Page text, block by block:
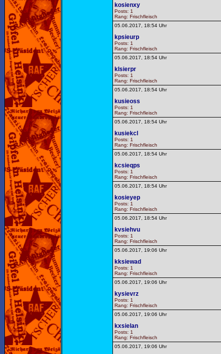
kosienxy
Posts: 1
Rang: Frischfleisch
05.06.2017, 18:54 Uhr
kpsieurp
Posts: 1
Rang: Frischfleisch
05.06.2017, 18:54 Uhr
klsierpr
Posts: 1
Rang: Frischfleisch
05.06.2017, 18:54 Uhr
kusieoss
Posts: 1
Rang: Frischfleisch
05.06.2017, 18:54 Uhr
kusiekcl
Posts: 1
Rang: Frischfleisch
05.06.2017, 18:54 Uhr
kcsieqps
Posts: 1
Rang: Frischfleisch
05.06.2017, 18:54 Uhr
kosieyep
Posts: 1
Rang: Frischfleisch
05.06.2017, 18:54 Uhr
kvsiehvu
Posts: 1
Rang: Frischfleisch
05.06.2017, 19:06 Uhr
kksiewad
Posts: 1
Rang: Frischfleisch
05.06.2017, 19:06 Uhr
kysievrz
Posts: 1
Rang: Frischfleisch
05.06.2017, 19:06 Uhr
kxsielan
Posts: 1
Rang: Frischfleisch
05.06.2017, 19:06 Uhr